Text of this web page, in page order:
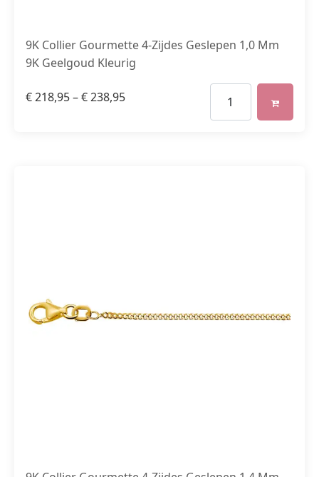
9K Collier Gourmette 4-Zijdes Geslepen 1,0 Mm
9K Geelgoud Kleurig
€218,95–€238,95